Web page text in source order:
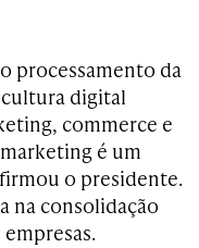
processamento da
digital
commerce e
é um
o presidente.
na consolidação